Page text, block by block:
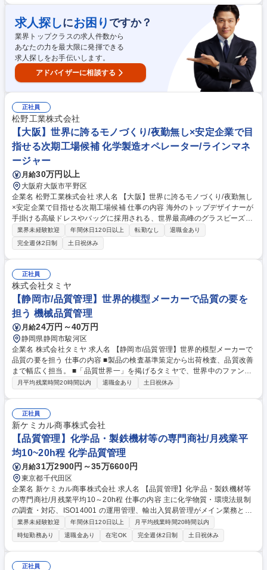
シニングセンタを使用した段取り、刃具交換、プログラム修正、加工条件
の調整、品質確認などをお任せします◆発電設備に使用されるガスタービ
ン燃料ノズル関連部品の製造を通じて、社会インフラを支えるものづくり
に携われます。転勤実績はなく、加古川で長期的にキャリアを築くことが
できます。 募集職種 【加古川】精密部品の機械加工技術者（NC旋盤・M
C）◆転勤なし・大手子会社
求人探しにお困り ですか？
業界トップクラスの求人件数から
あなたの力を最大限に発揮できる
求人探しをお手伝いします。
アドバイザーに相談する
正社員
松野工業株式会社
【大阪】世界に誇るモノづくり/夜勤無し×安定企業で目
指せる次期工場候補 化学製造オペレーター/ラインマネ
ージャー
月給30万円以上
大阪府大阪市平野区
企業名 松野工業株式会社 求人名 【大阪】世界に誇るモノづくり/夜勤無し
×安定企業で目指せる次期工場候補 仕事の内容 海外のトップデザイナーが
手掛ける高級ドレスやバッグに採用される、世界最高峰のグラスビーズ製
造を担当します。まずは現場での一連の工程を習得したのち、将来的に次
期工場長候補として組織強化をお任せします。 計画的な受注生産体制で夜
勤はございません、完成品は海外へ輸出され、高級ドレスやバッグの副資
材になります。単なる一担当ではなく「将来のリーダー」としてお迎えす
るため、生産効率の向上に向けた改善提案、メンバーのマネジメントな
ど、自らのアイデアを現場に反映させるやりがいと成長を存分に実感でき
ます。これまでの経験を活かして製造部門をリードする中核として一緒に
働いてみませんか？ 募集職種 【大阪】世界に誇るモノづくり/夜勤無し×
安定企業で目指せる次期工場候補
業界未経験歓迎 年間休日120日以上 転勤なし
退職金あり
完全週休2日制
土日祝休み
正社員
株式会社タミヤ
【静岡市/品質管理】世界的模型メーカーで品質の要を
担う 機械品質管理
月給24万円～40万円
静岡県静岡市駿河区
企業名 株式会社タミヤ 求人名 【静岡市/品質管理】世界的模型メーカーで
品質の要を担う 仕事の内容 ■製品の検査基準策定から出荷検査、品質改善
まで幅広く担当。 ■「品質世界一」を掲げるタミヤで、世界中のファンに
最高の品質を届ける仕事です。 【具体例】 ■検査業務：受入れ部品や完成
と社内共有、製品品質向上に向けた改善提案 ■信頼性試験：開発段階から
の試験による品質担保 募集職種 【静岡市/品質管理】世界的模型メーカー
で品質の要を担う
月平均残業時間20時間以内 退職金あり 土日祝休み
正社員
新ケミカル商事株式会社
【品質管理】化学品・製鉄機材等の専門商社/月残業平
均10~20h程 化学品質管理
月給31万2900円～35万6600円
東京都千代田区
企業名 新ケミカル商事株式会社 求人名 【品質管理】化学品・製鉄機材等
の専門商社/月残業平均10～20h程 仕事の内容 主に化学物質・環境法規制
の調査・対応、ISO14001 の運用管理、輸出入貿易管理がメイン業務とな
ります。 【業務詳細】■各種法規制（環境・化学物質など）に関する調
査、対応、社内向け講習開催の支援■ISO14001（環境マネジメントシステ
ム）の事務局として運用管理業務全般■輸出入貿易管理■その他、仕様書・
SDS（安全データシート）確認、品質クレーム対応などの品質管理業務
【業務内容の変更範囲】当社の指定する業務 募集職種 【品質管理】化学
業界未経験歓迎 年間休日120日以上
月平均残業時間20時間以内
時短勤務あり
退職金あり 在宅OK 完全週休2日制 土日祝休み
正社員